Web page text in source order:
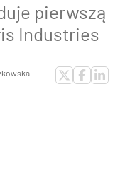
pierwszą
Industries